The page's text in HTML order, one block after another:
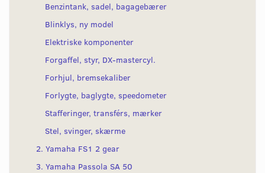
Benzintank, sadel, bagagebærer
Blinklys, ny model
Elektriske komponenter
Forgaffel, styr, DX-mastercyl.
Forhjul, bremsekaliber
Forlygte, baglygte, speedometer
Stafferinger, transférs, mærker
Stel, svinger, skærme
2. Yamaha FS1 2 gear
3. Yamaha Passola SA 50